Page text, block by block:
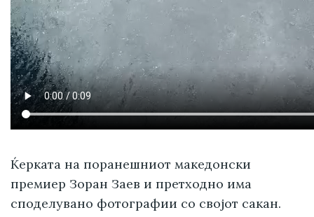
Ќерката на поранешниот македонски
премиер Зоран Заев и претходно има
споделувано фотографии со својот сакан.